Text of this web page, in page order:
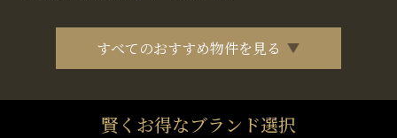
すべてのおすすめ物件を見る
賢くお得なブランド選択